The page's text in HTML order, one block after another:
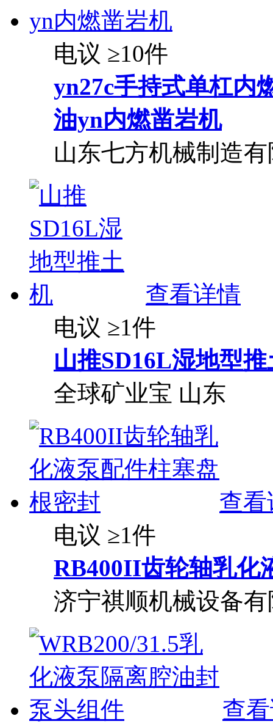
电议 ≥10件
yn27c手持式单杠内
油yn内燃凿岩机
山东七方机械制造
查看详情
电议 ≥1件
山推SD16L湿地型
全球矿业宝 山东
查
电议 ≥1件
RB400II齿轮轴乳化
济宁祺顺机械设备
查